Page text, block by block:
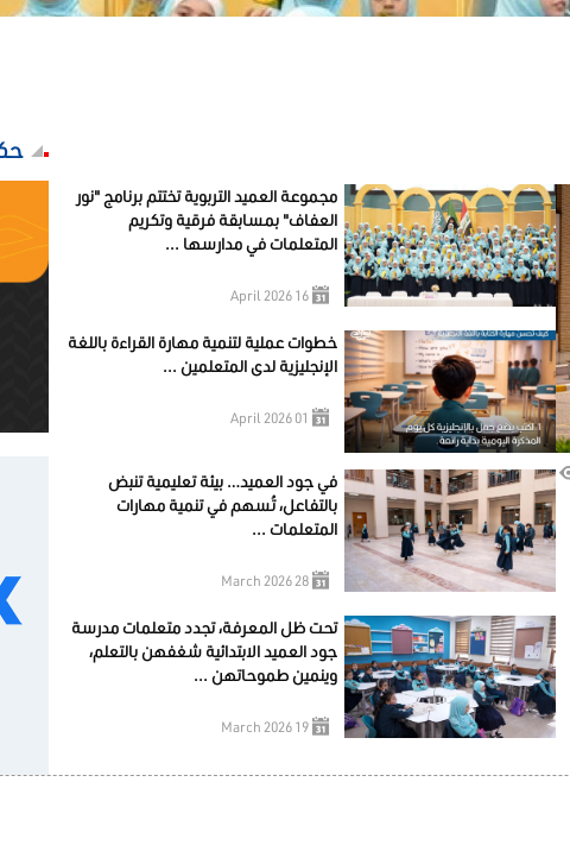
مجموعة العميد التربوية تختتم برنامج "نور
العفاف" بمسابقة فرقية وتكريم
المتعلمات في مدارسها ...
16 April 2026
خطوات عملية لتنمية مهارة القراءة باللغة
الإنجليزية لدى المتعلمين ...
01 April 2026
في جود العميد… بيئة تعليمية تنبض
بالتفاعل، تُسهم في تنمية مهارات
المتعلمات ...
28 March 2026
تحت ظل المعرفة، تجدد متعلمات مدرسة
جود العميد الابتدائية شغفهن بالتعلم،
وينمين طموحاتهن ...
19 March 2026